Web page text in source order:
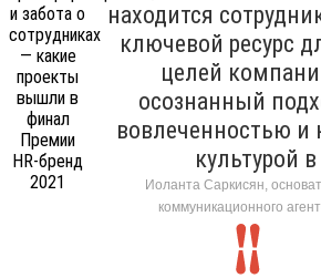
находится
ключевой ресурс
целей
осознанный
вовлеченностью и
культурой
Иоланта Саркисян,
коммуникационного